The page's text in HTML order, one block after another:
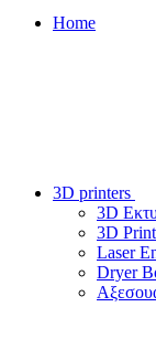
Home
3D printers
3D
3D
Laser
Dryer